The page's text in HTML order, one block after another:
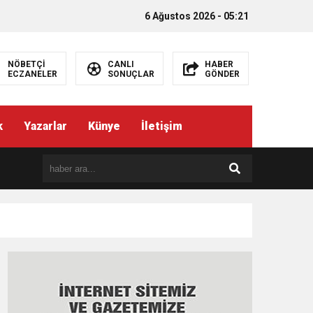
6 Ağustos 2026 - 05:21
NÖBETÇİ
ECZANELER
CANLI
SONUÇLAR
HABER
GÖNDER
Yazarlar Künye İletişim